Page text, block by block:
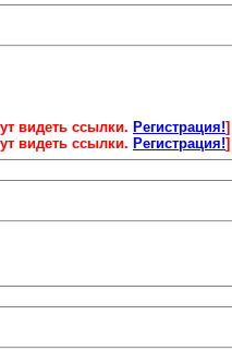
видеть ссылки. Регистрация!]
видеть ссылки. Регистрация!]